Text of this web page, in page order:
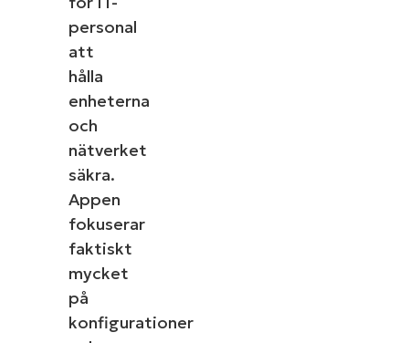
personal
att
hålla
enheterna
och
nätverket
säkra.
Appen
fokuserar
faktiskt
mycket
på
konfigurationer
Starta en gratis provperiod med den
ledande plattformen för IT
Management enligt G2​
Det behövs inget kreditkort, full åtkomst till alla
Business
number*
Country